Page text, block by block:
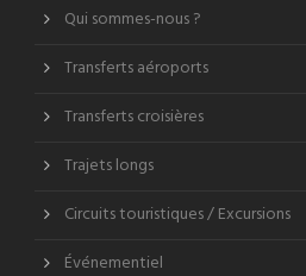
Qui sommes-nous ?
Transferts aéroports
Transferts croisières
Trajets longs
Circuits touristiques / Excursions
Événementiel